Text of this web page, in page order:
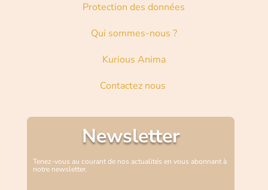
Protection des données
Qui sommes-nous ?
Kurious Anima
Contactez nous
Newsletter
Tenez-vous au courant de nos actualités en vous abonnant à
notre newsletter.